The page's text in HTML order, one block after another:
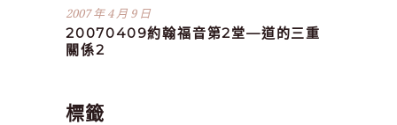
2007 年 4 月 9 日
20070409約翰福音第2堂—道的三重
關係2
標籤